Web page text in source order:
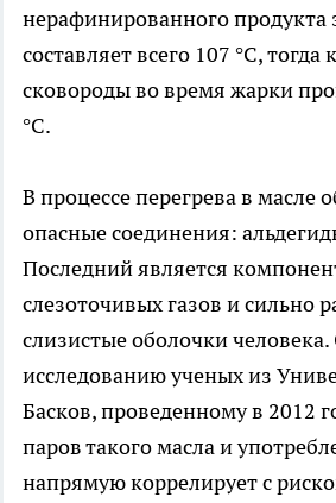
нерафинированного продукта
составляет всего 107 °C, тогда
сковороды во время жарки
°C.
В процессе перегрева в масле
опасные соединения:
Последний является
слезоточивых газов и сильно
слизистые оболочки человека.
исследованию ученых из
Басков, проведенному в 2012
паров такого масла и
напрямую коррелирует с